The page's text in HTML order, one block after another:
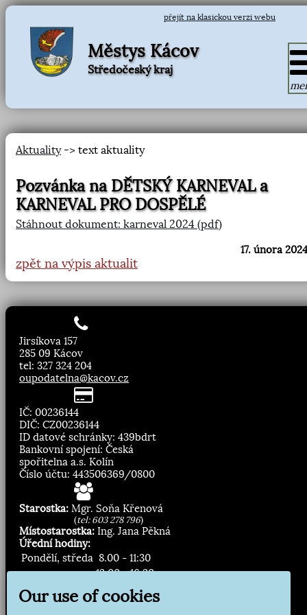
přejít na klasickou verzi webu
Městys Kácov
Středočeský kraj
Aktuality-> text aktuality
Pozvánka na DĚTSKÝ KARNEVAL a
KARNEVAL PRO DOSPĚLÉ
Stáhnout dokument: karneval 2024 (pdf)
17. února
zpět na výpis aktualit
Jirsíkova 157
285 09 Kácov
tel: 327 324 204
oupodatelna@kacov.cz
IČ: 00236144
DIČ: CZ00236144
ID datové schránky: 439bdrt
Bankovní spojení: Česká
spořitelna a.s. Kolín
Číslo účtu: 443506369/0800
Starostka: Mgr. Soňa Křenová
(tel: 603 278 796)
Místostarostka: Ing. Jana Pěkná
Úřední hodiny:
Pondělí, středa 8.00 - 11:30
13:00 - 16:30
Our use of cookies